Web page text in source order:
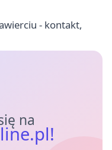
- kontakt,
na